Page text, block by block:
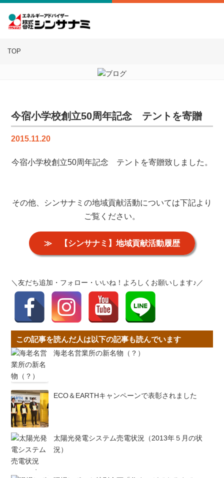
TOP
今宿小学校創立50周年記念 テントを寄贈
2015.11.20
今宿小学校創立50周年記念 テントを寄贈致しました。
その他、シンサナミの地域貢献活動については下記より
ご覧ください。
≫ 【シンサナミ】地域貢献活動履歴
＼友だち追加・フォロー・いいね！よろしくお願いします♪／
この記事を読んだ人は以下の記事も読んでいます
海老名営業所の新名物（？）
ECO＆EARTHキャンペーンで表彰されました
太陽光発電システム売電状況（2013年５月の状
況）